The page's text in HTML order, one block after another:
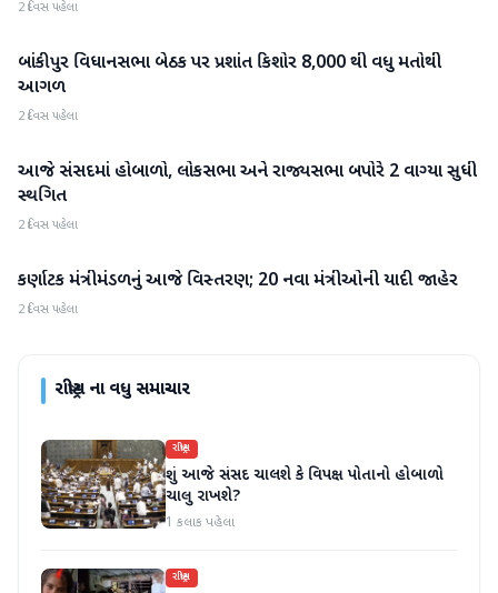
2 દિવસ પહેલા
રાષ્ટ્રીય
બાંકીપુર વિધાનસભા બેઠક પર પ્રશાંત કિશોર 8,000 થી વધુ મતોથી
આગળ
2 દિવસ પહેલા
રાષ્ટ્રીય
આજે સંસદમાં હોબાળો, લોકસભા અને રાજ્યસભા બપોરે 2 વાગ્યા સુધી
સ્થગિત
2 દિવસ પહેલા
રાષ્ટ્રીય
કર્ણાટક મંત્રીમંડળનું આજે વિસ્તરણ; 20 નવા મંત્રીઓની યાદી જાહેર
2 દિવસ પહેલા
રાષ્ટ્રીયના વધુ સમાચાર
રાષ્ટ્રીય
શું આજે સંસદ ચાલશે કે વિપક્ષ પોતાનો હોબાળો
ચાલુ રાખશે?
1 કલાક પહેલા
રાષ્ટ્રીય